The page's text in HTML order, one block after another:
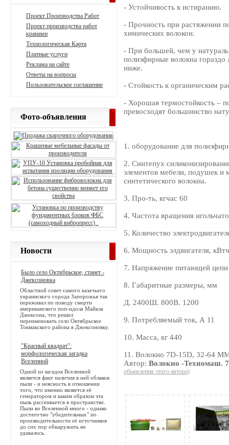
- Устойчивость к истиранию.
- Прочность при растяжении
химических волокон.
- При большей, чем у
полиэфирные волокна гораздо
ниже.
- Стойкость к органическим
- Хорошая термостойкость –
превосходят большинство
1. оборудование для
2. Синтепух
элементов мебели, подушек и
синтетического волокна.
3. Про-ть, кгчас 60
4. Частота вращения
5. Количество
6. Мощность элдвигателя,
7. Напряжение питающей
8. Габаритные размеры, мм
Д. 2400Ш. 800В. 1200
9. Потребляемый ток, А 11
10. Масса, кг 440
11. Волокно 7D-15D, 32-64
Автор:Волокно -Техномаш.
объявления этого автора)
Проект Производства Работ
Проект производства работ
кранами
Технологическая Карта
Платные услуги
Реклама на сайте
Ответы на вопросы
Пользовательское соглашение
Фото-объявления
Новости
Было село Октябрьское, станет -
Джексоновка
Областной совет самого казачьего
украинского города Запорожья так
переживал по поводу смерти
американского поп-идола Майкла
Джексона, что решил
переименовать село Октябрьское
Токмакского района в Джексоновку.
"Красный квадрат":
морфологическая загадка
Вселенной
Одной из загадок Вселенной
является факт наличия в ней облаков
пыли - и неясность в отношении
того, что именно является её
генератором и каким образом эта
пыль рассеивается в пространстве.
Пыли во Вселенной много - однако
достаточно "убедительных" по
производительности её источников
до сих пор обнаружить не
удавалось.